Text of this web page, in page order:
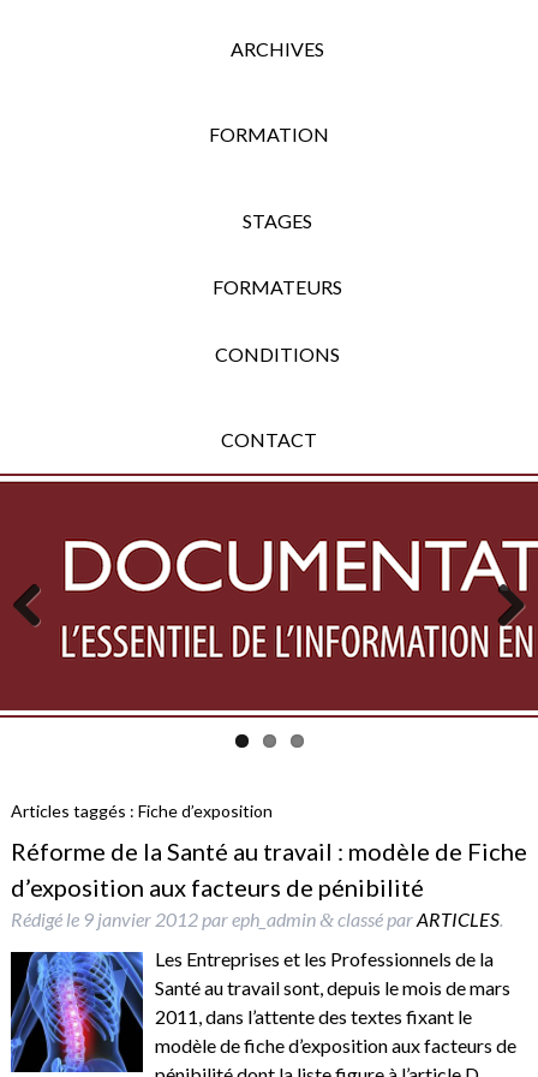
ARCHIVES
FORMATION
STAGES
FORMATEURS
CONDITIONS
CONTACT
Previous Next
Articles taggés : Fiche d’exposition
Réforme de la Santé au travail : modèle de Fiche
d’exposition aux facteurs de pénibilité
Rédigé le 9 janvier 2012pareph_admin &classé parARTICLES.
Les Entreprises et les Professionnels de la
Santé au travail sont, depuis le mois de mars
2011, dans l’attente des textes fixant le
modèle de fiche d’exposition aux facteurs de